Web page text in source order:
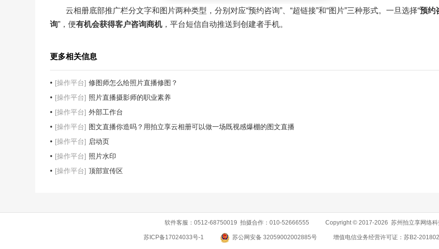
云相册底部推广栏分文字和图片两种类型，分别对应“预约咨询”、“超链接”和“图片”三种形式。一旦选择“预约
询”，便有机会获得客户咨询商机，平台短信自动推送到创建者手机。
更多相关信息
[操作平台] 修图师怎么给照片直播修图？
[操作平台] 照片直播摄影师的职业素养
[操作平台] 外部工作台
[操作平台] 图文直播你造吗？用拍立享云相册可以做一场既视感爆棚的图文直播
[操作平台] 启动页
[操作平台] 照片水印
[操作平台] 顶部宣传区
软件客服：0512-68750019 拍摄合作：010-52666555 Copyright © 2017-2026 苏州拍立享网络
苏ICP备17024033号-1 苏公网安备 32059002002885号 增值电信业务经营许可证：苏B2-